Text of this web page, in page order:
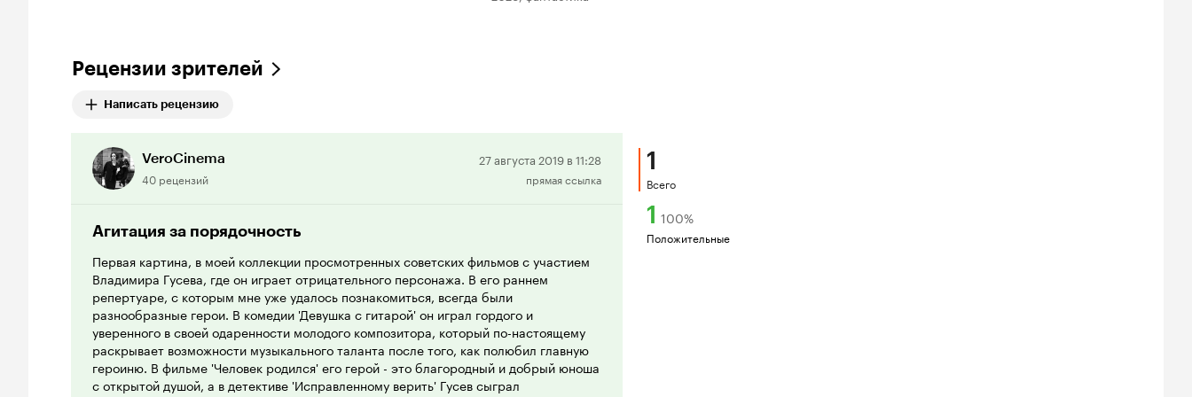
Рецензии зрителей
Написать рецензию
VeroCinema
40 рецензий
Положительная
рецензия
27 августа 2019 в 11:28
прямая ссылка
Агитация за порядочность
Первая картина, в моей коллекции просмотренных советских фильмов с участием
Владимира Гусева, где он играет отрицательного персонажа. В его раннем
репертуаре, с которым мне уже удалось познакомиться, всегда были
разнообразные герои. В комедии 'Девушка с гитарой' он играл гордого и
уверенного в своей одаренности молодого композитора, который по-настоящему
раскрывает возможности музыкального таланта после того, как полюбил главную
героиню. В фильме 'Человек родился' его герой - это благородный и добрый юноша
с открытой душой, а в детективе 'Исправленному верить' Гусев сыграл
1
Всего
1 100%
Положительные